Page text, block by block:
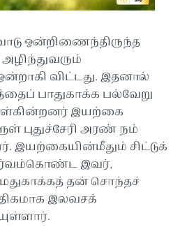
ஒன்றிணைந்திருந்த
அழிந்துவரும்
விட்டது. இதனால்
பாதுகாக்க பல்வேறு
இயற்கை
புதுச்சேரி அரண் நம்
இயற்கையின்மீதும் சிட்டுக்
இவர்,
மதுகாக்கத் தன் சொந்தச்
இலவசக்